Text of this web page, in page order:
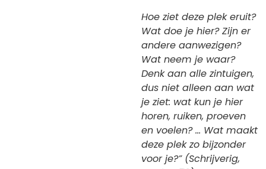
Hoe ziet deze plek eruit?
Wat doe je hier? Zijn er
andere aanwezigen?
Wat neem je waar?
Denk aan alle zintuigen,
dus niet alleen aan wat
je ziet: wat kun je hier
horen, ruiken, proeven
en voelen? … Wat maakt
deze plek zo bijzonder
voor je?” (Schrijverig,